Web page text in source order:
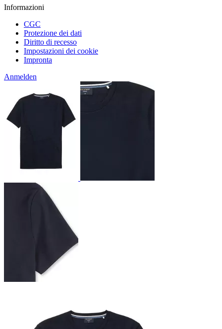
Informazioni
CGC
Protezione dei dati
Diritto di recesso
Impostazioni dei cookie
Impronta
Anmelden